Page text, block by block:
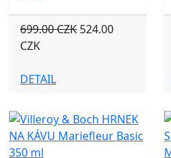
699.00 CZK 524.00
CZK
DETAIL